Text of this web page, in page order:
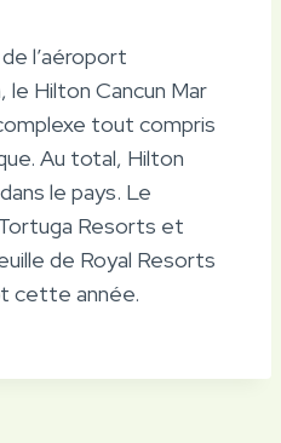
l’aéroport
le Hilton Cancun Mar
tout compris
Au total, Hilton
le pays. Le
Resorts et
de Royal Resorts
cette année.